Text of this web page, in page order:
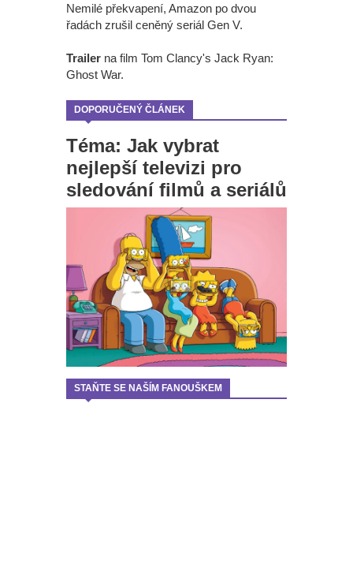
Nemilé překvapení, Amazon po dvou
řadách zrušil ceněný seriál Gen V.
Trailer na film Tom Clancy's Jack Ryan:
Ghost War.
DOPORUČENÝ ČLÁNEK
Téma: Jak vybrat
nejlepší televizi pro
sledování filmů a seriálů
STAŇTE SE NAŠÍM FANOUŠKEM